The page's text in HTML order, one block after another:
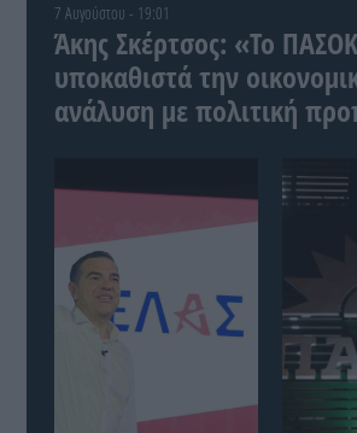
7 Αυγούστου - 19:01
Άκης Σκέρτσος: «Το ΠΑΣΟΚ
υποκαθιστά την
ανάλυση με πολιτική